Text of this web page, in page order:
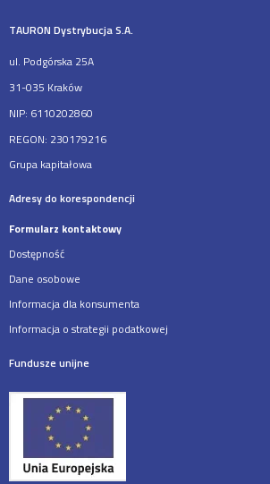
TAURON Dystrybucja S.A.
ul. Podgórska 25A
31-035 Kraków
NIP: 6110202860
REGON: 230179216
Grupa kapitałowa
Adresy do korespondencji
Formularz kontaktowy
Dostępność
Dane osobowe
Informacja dla konsumenta
Informacja o strategii podatkowej
Fundusze unijne